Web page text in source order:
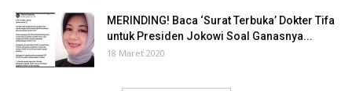
MERINDING! Baca ‘Surat Terbuka’ Dokter Tifa
untuk Presiden Jokowi Soal Ganasnya...
18 Maret 2020